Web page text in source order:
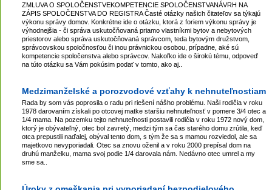
ZMLUVA O SPOLOČENSTVEKOMPETENCIE SPOLOČENSTVANÁVRH NA
ZÁPIS SPOLOČENSTVA DO REGISTRA Časté otázky našich čitateľov sa týkajú
výkonu správy domov. Konkrétne ide o otázku, ktorá z foriem výkonu správy je
výhodnejšia - či správa uskutočňovaná priamo vlastníkmi bytov a nebytových
priestorov alebo správa uskutočňovaná správcom, teda bytovým družstvom,
správcovskou spoločnosťou či inou právnickou osobou, prípadne, aké sú
kompetencie spoločenstva alebo správcov. Nakoľko ide o širokú tému, odpoveď
na túto otázku sa Vám pokúsim podať v tomto, ako aj..
Medzimanželské a porozvodové vzťahy k nehnuteľnostiam
Rada by som vás poprosila o radu pri riešení nášho problému. Naši rodičia v roku
1978 darovaním získali po otcovej matke staršiu nehnuteľnosť v pomere 3/4 otec a
1/4 mama. Na pozemku tejto nehnuteľnosti postavili rodičia v roku 1972 nový dom,
ktorý je obývateľný, otec bol zavretý, medzi tým sa čas starého domu zrútila, keď
otca prepustili naďalej, obýval tento dom, s tým že sa s mamou rozviedol, ale sa
majetkovo nevyporiadali. Otec sa znovu oženil a v roku 2000 prepísal dom na
druhú manželku, mama svoj podie 1/4 darovala nám. Nedávno otec umrel a my
sme sa..